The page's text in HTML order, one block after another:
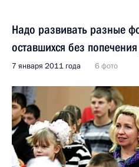
Надо развивать разные
оставшихся без
7 января 2011 года 6 фото